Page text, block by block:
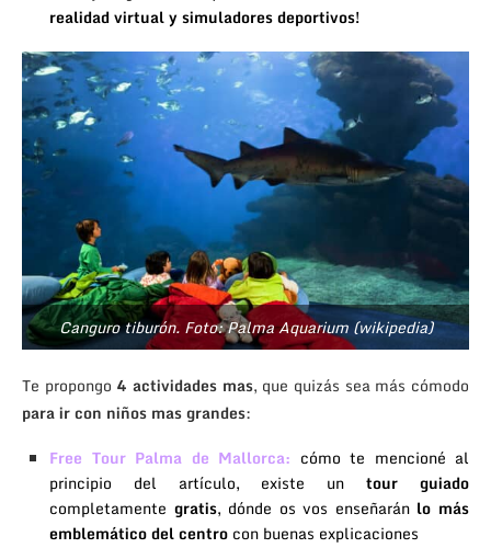
realidad virtual y simuladores deportivos!
Canguro tiburón. Foto: Palma Aquarium (wikipedia)
Te propongo 4 actividades mas, que quizás sea más cómodo
para ir con niños mas grandes:
Free Tour Palma de Mallorca: cómo te mencioné al
principio del artículo, existe untour guiado
completamente gratis, dónde os vos enseñarán lo más
emblemático del centro con buenas explicaciones